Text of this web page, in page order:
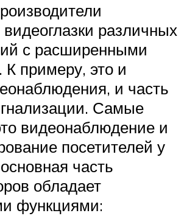
различных
с расширенными
примеру, это и
и часть
Самые
видеонаблюдение и
посетителей у
часть
обладает
функциями: